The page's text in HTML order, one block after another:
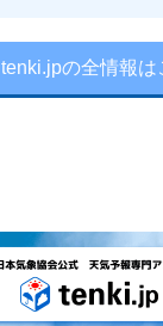
tenki.jpの全情報は